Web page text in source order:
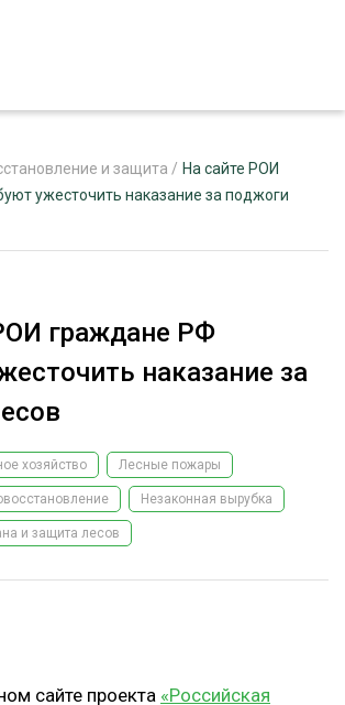
КОМПЛЕКС»
РЕКЛАМОДАТЕЛЯМ
и защита / На сайте РОИ
ужесточить наказание за поджоги
граждане РФ
наказание за
хозяйство Лесные пожары
Незаконная вырубка
и защита лесов
сайте проекта «Российская